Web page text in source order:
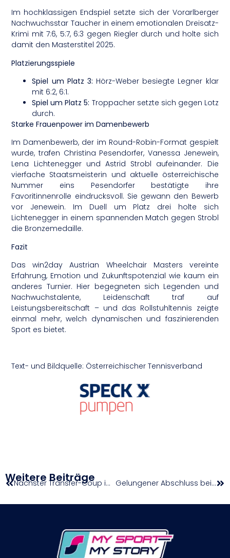
Im hochklassigen Endspiel setzte sich der Vorarlberger
Nachwuchsstar Taucher in einem emotionalen Dreisatz-
Krimi mit 7:6, 5:7, 6:3 gegen Riegler durch und holte sich
damit den Masterstitel 2025.
Platzierungsspiele
Spiel um Platz 3: Hörz-Weber besiegte Legner klar
mit 6:2, 6:1.
Spiel um Platz 5: Troppacher setzte sich gegen Lotz
durch.
Starke Frauenpower im Damenbewerb
Im Damenbewerb, der im Round-Robin-Format gespielt
wurde, trafen Christina Pesendorfer, Vanessa Jenewein,
Lena Lichtenegger und Astrid Strobl aufeinander. Die
vierfache Staatsmeisterin und aktuelle österreichische
Nummer eins Pesendorfer bestätigte ihre
Favoritinnenrolle eindrucksvoll. Sie gewann den Bewerb
vor Jenewein. Im Duell um Platz drei holte sich
Lichtenegger in einem spannenden Match gegen Strobl
die Bronzemedaille.
Fazit
Das win2day Austrian Wheelchair Masters vereinte
Erfahrung, Emotion und Zukunftspotenzial wie kaum ein
anderes Turnier. Hier begegneten sich Legenden und
Nachwuchstalente, Leidenschaft traf auf
Leistungsbereitschaft – und das Rollstuhltennis zeigte
einmal mehr, welch dynamischen und faszinierenden
Sport es bietet.
Text- und Bildquelle: Österreichischer Tennisverband
Weitere Beiträge Nächster Transfer-Coup in Eisenstadt: Lukas Hahn kehrt zu den Dragonz zurück Gelungener Abschluss bei der Alpinmesse